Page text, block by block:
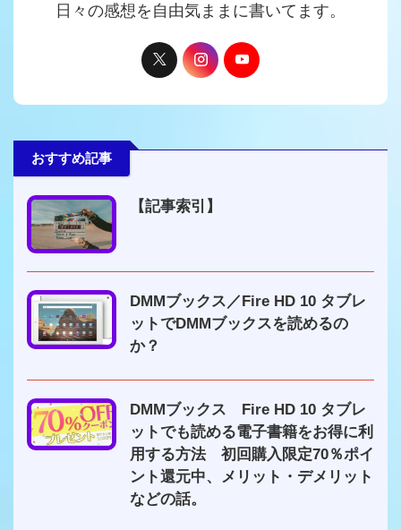
日々の感想を自由気ままに書いてます。
おすすめ記事
【記事索引】
DMMブックス／Fire HD 10 タブレ
ットでDMMブックスを読めるの
か？
DMMブックス Fire HD 10 タブレ
ットでも読める電子書籍をお得に利
用する方法 初回購入限定70％ポイ
ント還元中、メリット・デメリット
などの話。